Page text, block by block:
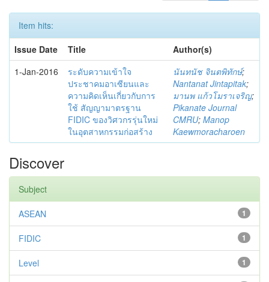
Item hits:
Issue Date
Title
Author(s)
1-Jan-2016
ระดับความเข้าใจ
ประชาคมอาเซียนและ
ความคิดเห็นเกี่ยวกับการ
ใช้ สัญญามาตรฐาน
FIDIC ของวิศวกรรุ่นใหม่
ในอุตสาหกรรมก่อสร้าง
นันทนัช จินตพิทักษ์;
Nantanat Jintapitak;
มานพ แก้วโมราเจริญ;
Pikanate Journal
CMRU; Manop
Kaewmoracharoen
Discover
Subject
1
ASEAN
1
FIDIC
1
Level